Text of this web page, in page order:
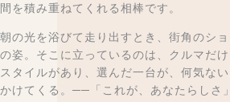
間を積み重ねてくれる相棒です。
朝の光を浴びて走り出すとき、街角のシ
の姿。そこに立っているのは、クルマだ
スタイルがあり、選んだ一台が、何気な
かけてくる。──「これが、あなたらしさ